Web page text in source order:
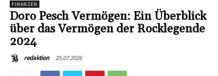
FINANZEN
Doro Pesch Vermögen: Ein Überblick
über das Vermögen der Rocklegende
2024
redaktion 25.07.2026